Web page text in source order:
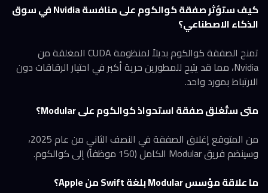
كيف ستؤثر صفقة كوالكوم على منافسة Nvidia في سوق
الذكاء الاصطناعي؟
تمنح الصفقة كوالكوم بديلاً لمنظومة CUDA المغلقة من
Nvidia، مما قد يتيح للمطورين حرية أكبر في اختيار الرقاقات دون
الارتباط بمورد واحد.
متى ستُغلق صفقة استحواذ كوالكوم على Modular؟
من المتوقع إغلاق الصفقة في النصف الثاني من عام 2025،
وسينضم فريق Modular الكامل (150 موظفاً) إلى كوالكوم.
ما علاقة مؤسس Modular بلغة Swift من Apple؟